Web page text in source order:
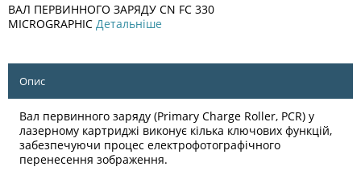
ВАЛ ПЕРВИННОГО ЗАРЯДУ CN FC 330
MICROGRAPHIC Детальніше
Опис
Вал первинного заряду (Primary Charge Roller, PCR) у
лазерному картриджі виконує кілька ключових функцій,
забезпечуючи процес електрофотографічного
перенесення зображення.